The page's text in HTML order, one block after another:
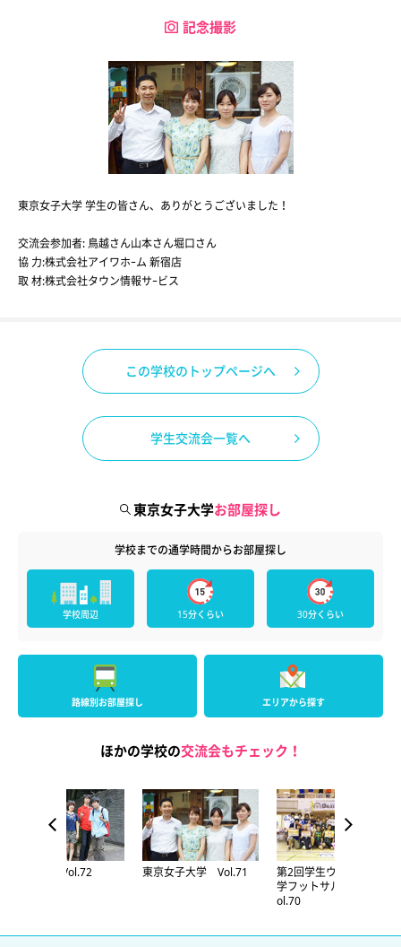
記念撮影
東京女子大学 学生の皆さん、ありがとうございました！
交流会参加者: 鳥越さん山本さん堀口さん
協 力:株式会社アイワホｰム 新宿店
取 材:株式会社タウン情報サｰビス
この学校のトップページへ
学生交流会一覧へ
東京女子大学お部屋探し
学校までの通学時間からお部屋探し
学校周辺 15分くらい 30分くらい
路線別お部屋探し エリアから探す
ほかの学校の交流会もチェック！
一橋大学 Vol.72 東京女子大学 Vol.71
第2回学生ウォーカー大
学フットサルリーグ V
ol.70